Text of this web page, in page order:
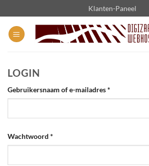
naar
inhoud
Klanten-Paneel
LOGIN
Gebruikersnaam of e-mailadres*
Wachtwoord *